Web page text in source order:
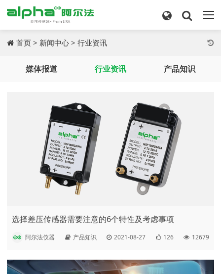
首页 > 新闻中心 > 行业资讯
媒体报道 行业资讯 产品知识
选择差压传感器需要注意的6个特性及考虑事项
阿尔法仪器 产品知识 2021-08-27 126 12679